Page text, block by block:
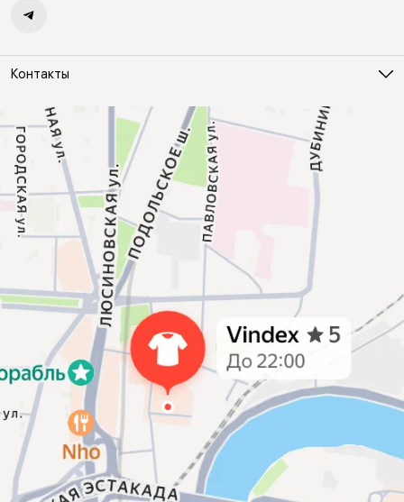
Контакты
Москва, Холодильный переулок д. 3
Телефон
8 (495) 481-03-14
Режим работы
ПН-ВС 10:00-22:00
Эл. почта
online@vindex.ru